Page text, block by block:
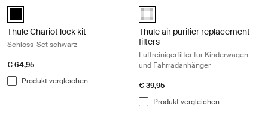
Thule Chariot lock kit Schwarz (selected)
Thule Chariot lock kit
Schloss-Set schwarz
€ 64,95
Produkt vergleichen
Thule air purifier replacement
Thule air purifier replacement
filters
Luftreinigerfilter für Kinderwagen
und Fahrradanhänger
€ 39,95
Produkt vergleichen